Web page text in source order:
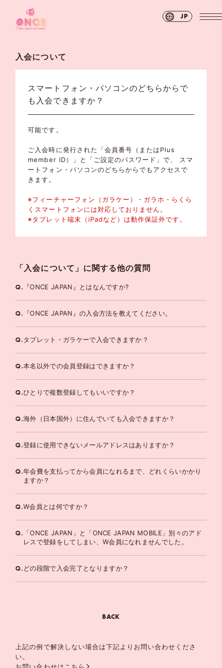
JP
入会について
スマートフォン・パソコンのどちらからで
も入会できますか？
可能です。
ご入会時に発行された「会員番号（またはPlus
member ID）」と「ご設定のパスワード」で、 スマ
ートフォン・パソコンのどちらからでもアクセスで
きます。
※フィーチャーフォン（ガラケー）・ガラホ・らくら
くスマートフォンには対応しておりません。
※タブレット端末（iPadなど）は動作保証外です。
「入会について」に関する他の質問
Q. 『ONCE JAPAN』とはなんですか?
Q. 『ONCE JAPAN』の入会方法を教えてください。
Q.タブレット・ガラケーで入会できますか？
Q.本名以外での会員登録はできますか？
Q.ひとりで複数登録してもいいですか？
Q.海外（日本国外）に住んでいても入会できますか？
Q.登録に使用できないメールアドレスはありますか？
Q.年会費を支払ってから会員になれるまで、どれくらいかかり
ますか？
Q.W会員とは何ですか？
Q. 「ONCE JAPAN」と「ONCE JAPAN MOBILE」別々のアド
レスで登録をしてしまい、W会員になれませんでした。
Q.どの段階で入会完了となりますか？
BACK
上記の例で解決しない場合は下記よりお問い合わせくださ
い。